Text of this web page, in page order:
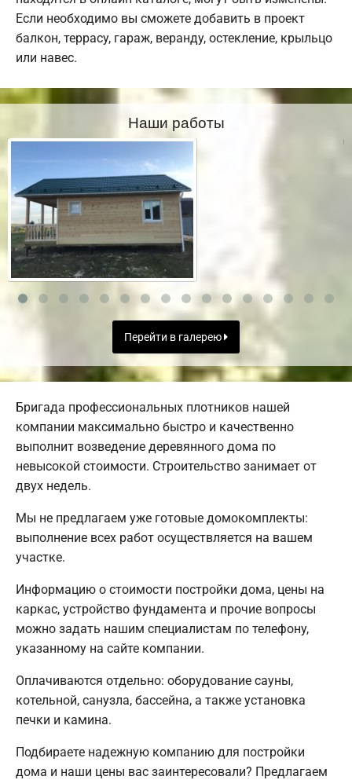
Если необходимо вы сможете добавить в проект
балкон, террасу, гараж, веранду, остекление, крыльцо
или навес.
Наши работы
Перейти в галерею
Бригада профессиональных плотников нашей
компании максимально быстро и качественно
выполнит возведение деревянного дома по
невысокой стоимости. Строительство занимает от
двух недель.
Мы не предлагаем уже готовые домокомплекты:
выполнение всех работ осуществляется на вашем
участке.
Информацию о стоимости постройки дома, цены на
каркас, устройство фундамента и прочие вопросы
можно задать нашим специалистам по телефону,
указанному на сайте компании.
Оплачиваются отдельно: оборудование сауны,
котельной, санузла, бассейна, а также установка
печки и камина.
Подбираете надежную компанию для постройки
дома и наши цены вас заинтересовали? Предлагаем